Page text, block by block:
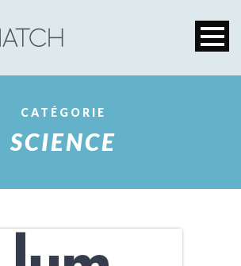
CATÉGORIE
SCIENCE